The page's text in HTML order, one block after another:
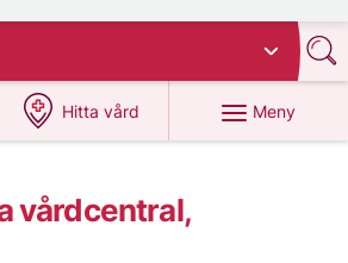
Hitta vård
på 1177.se
Meny
vårdcentral,